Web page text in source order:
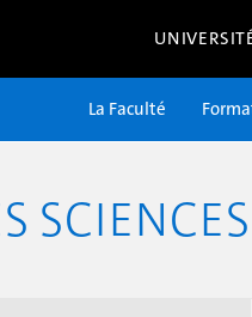
La Faculté